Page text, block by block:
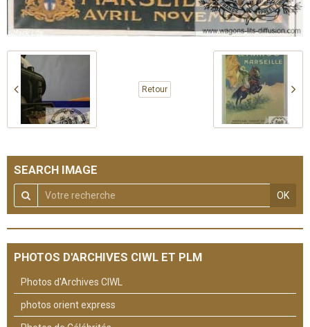
Retour
SEARCH IMAGE
OK
PHOTOS D'ARCHIVES CIWL ET PLM
Photos d'Archives CIWL
photos orient express